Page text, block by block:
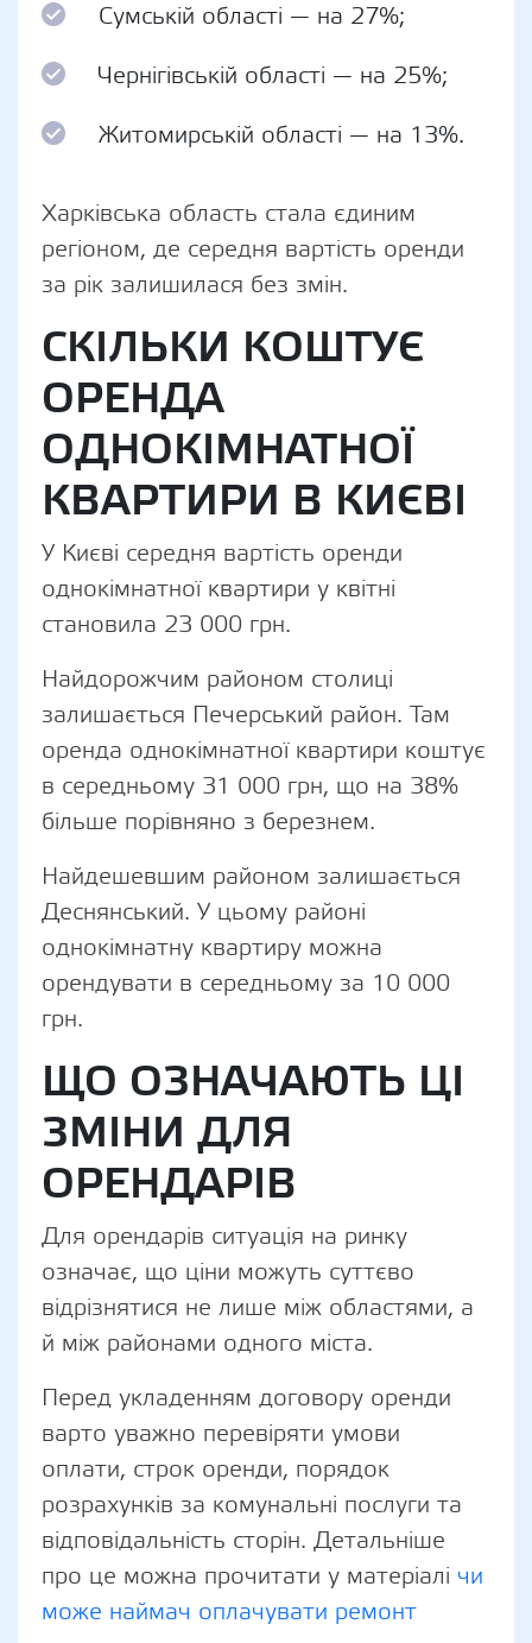
Сумській області — на 27%;
Чернігівській області — на 25%;
Житомирській області — на 13%.
Харківська область стала єдиним
регіоном, де середня вартість оренди
за рік залишилася без змін.
СКІЛЬКИ КОШТУЄ
ОРЕНДА
ОДНОКІМНАТНОЇ
КВАРТИРИ В КИЄВІ
У Києві середня вартість оренди
однокімнатної квартири у квітні
становила 23 000 грн.
Найдорожчим районом столиці
залишається Печерський район. Там
оренда однокімнатної квартири коштує
в середньому 31 000 грн, що на 38%
більше порівняно з березнем.
Найдешевшим районом залишається
Деснянський. У цьому районі
однокімнатну квартиру можна
орендувати в середньому за 10 000
грн.
ЩО ОЗНАЧАЮТЬ ЦІ
ЗМІНИ ДЛЯ
ОРЕНДАРІВ
Для орендарів ситуація на ринку
означає, що ціни можуть суттєво
відрізнятися не лише між областями, а
й між районами одного міста.
Перед укладенням договору оренди
варто уважно перевіряти умови
оплати, строк оренди, порядок
розрахунків за комунальні послуги та
відповідальність сторін. Детальніше
про це можна прочитати у матеріалі чи
може наймач оплачувати ремонт